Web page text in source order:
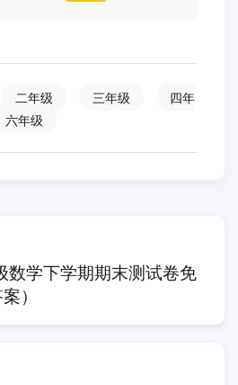
二年级 三年级
四年
六年级
数学下学期期末测试卷免
）